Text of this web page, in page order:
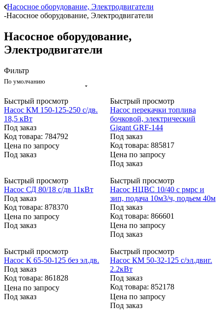
Насосное оборудование, Электродвигатели
-Насосное оборудование, Электродвигатели
Насосное оборудование,
Электродвигатели
Фильтр
По умолчанию
Быстрый просмотр
Насос КМ 150-125-250 с/дв.
18,5 кВт
Под заказ
Код товара: 784792
Цена по запросу
Под заказ
Быстрый просмотр
Насос перекачки топлива
бочковой, электрический
Gigant GRF-144
Под заказ
Код товара: 885817
Цена по запросу
Под заказ
Быстрый просмотр
Насос СД 80/18 с/дв 11кВт
Под заказ
Код товара: 878370
Цена по запросу
Под заказ
Быстрый просмотр
Насос НЦВС 10/40 с рмрс и
зип, подача 10м3/ч, подьем 40м
Под заказ
Код товара: 866601
Цена по запросу
Под заказ
Быстрый просмотр
Насос К 65-50-125 без эл.дв.
Под заказ
Код товара: 861828
Цена по запросу
Под заказ
Быстрый просмотр
Насос КМ 50-32-125 с/эл.двиг.
2.2кВт
Под заказ
Код товара: 852178
Цена по запросу
Под заказ